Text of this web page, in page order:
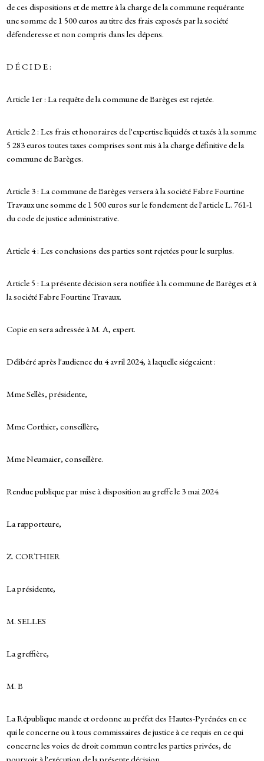
de ces dispositions et de mettre à la charge de la commune requérante
une somme de 1 500 euros au titre des frais exposés par la société
défenderesse et non compris dans les dépens.
D É C I D E :
Article 1er : La requête de la commune de Barèges est rejetée.
Article 2 : Les frais et honoraires de l'expertise liquidés et taxés à la somme
5 283 euros toutes taxes comprises sont mis à la charge définitive de la
commune de Barèges.
Article 3 : La commune de Barèges versera à la société Fabre Fourtine
Travaux une somme de 1 500 euros sur le fondement de l'article L. 761-1
du code de justice administrative.
Article 4 : Les conclusions des parties sont rejetées pour le surplus.
Article 5 : La présente décision sera notifiée à la commune de Barèges et à
la société Fabre Fourtine Travaux.
Copie en sera adressée à M. A, expert.
Délibéré après l'audience du 4 avril 2024, à laquelle siégeaient :
Mme Sellès, présidente,
Mme Corthier, conseillère,
Mme Neumaier, conseillère.
Rendue publique par mise à disposition au greffe le 3 mai 2024.
La rapporteure,
Z. CORTHIER
La présidente,
M. SELLES
La greffière,
M. B
La République mande et ordonne au préfet des Hautes-Pyrénées en ce
qui le concerne ou à tous commissaires de justice à ce requis en ce qui
concerne les voies de droit commun contre les parties privées, de